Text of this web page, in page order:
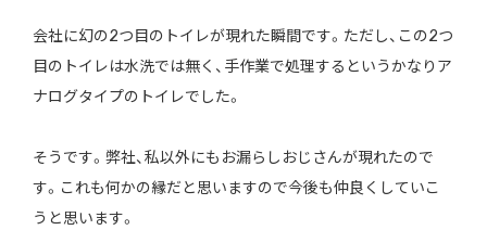
会社に幻の2つ目のトイレが現れた瞬間です。ただし、この2つ
目のトイレは水洗では無く、手作業で処理するというかなりア
ナログタイプのトイレでした。
そうです。弊社、私以外にもお漏らしおじさんが現れたので
す。これも何かの縁だと思いますので今後も仲良くしていこ
うと思います。